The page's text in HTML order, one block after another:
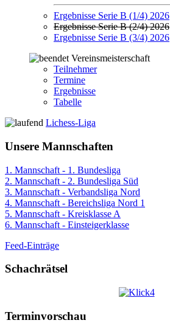
Ergebnisse Serie B (1/4) 2026
Ergebnisse Serie B (2/4) 2026
Ergebnisse Serie B (3/4) 2026
Vereinsmeisterschaft
Teilnehmer
Termine
Ergebnisse
Tabelle
Lichess-Liga
Unsere Mannschaften
1. Mannschaft - 1. Bundesliga
2. Mannschaft - 2. Bundesliga Süd
3. Mannschaft - Verbandsliga Nord
4. Mannschaft - Bereichsliga Nord 1
5. Mannschaft - Kreisklasse A
6. Mannschaft - Einsteigerklasse
Feed-Einträge
Schachrätsel
Terminvorschau